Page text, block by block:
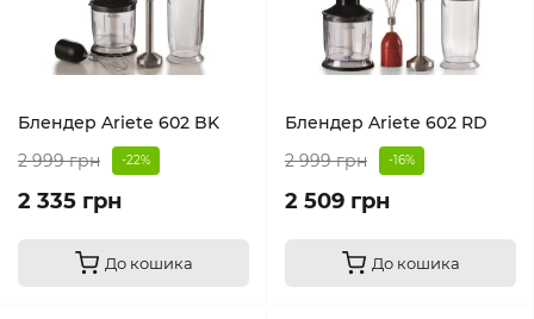
Блендер Ariete 602 BK
2 999 грн
-22%
2 335 грн
До кошика
Блендер Ariete 602 RD
2 999 грн
-16%
2 509 грн
До кошика